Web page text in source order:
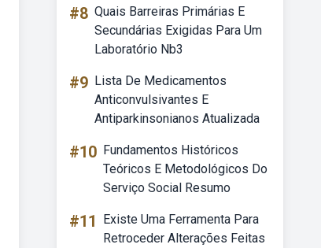
#8 Quais Barreiras Primárias E
Secundárias Exigidas Para Um
Laboratório Nb3
#9 Lista De Medicamentos
Anticonvulsivantes E
Antiparkinsonianos Atualizada
#10 Fundamentos Históricos
Teóricos E Metodológicos Do
Serviço Social Resumo
#11
Existe Uma Ferramenta Para
Retroceder Alterações Feitas